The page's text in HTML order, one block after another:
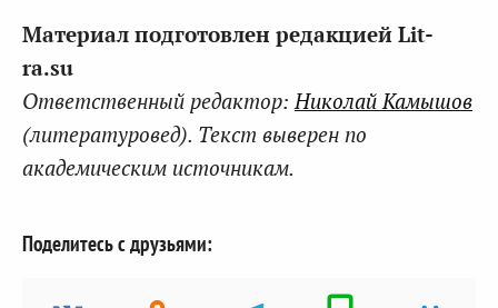
Материал подготовлен редакцией Lit-
ra.su
Ответственный редактор: Николай Камышов
(литературовед). Текст выверен по
академическим источникам.
Поделитесь с друзьями: